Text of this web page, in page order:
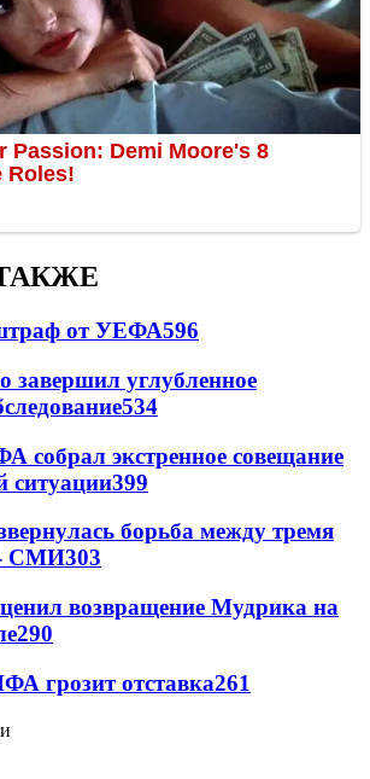
от УЕФА596
завершил углубленное
534
собрал экстренное совещание
ситуации399
борьба между тремя
СМИ303
возвращение Мудрика на
290
грозит отставка261